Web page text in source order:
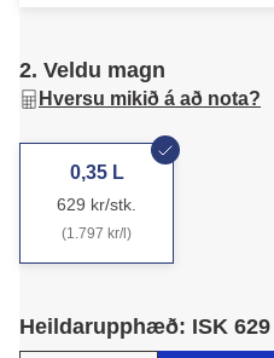
2. Veldu magn
Hversu mikið á að nota?
0,35 L
629 kr/stk.
(1.797 kr/l)
Heildarupphæð: ISK 629